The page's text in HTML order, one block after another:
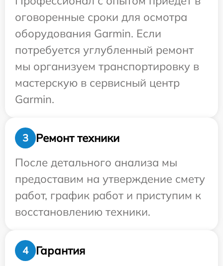
оговоренные сроки для осмотра
оборудования Garmin. Если
потребуется углубленный ремонт
мы организуем транспортировку в
мастерскую в сервисный центр
Garmin.
3
Ремонт техники
После детального анализа мы
предоставим на утверждение смету
работ, график работ и приступим к
восстановлению техники.
4
Гарантия